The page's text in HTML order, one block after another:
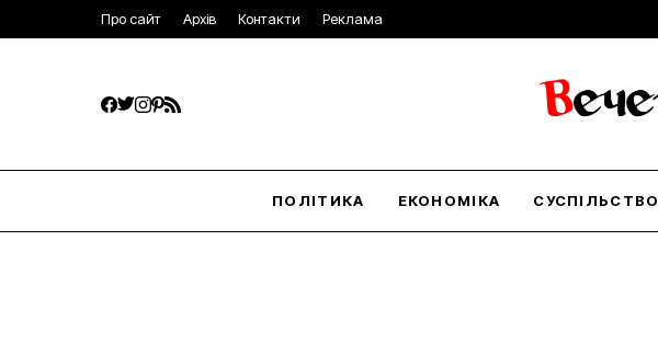
Про сайт Архів Контакти Реклама
ПОЛІТИКА ЕКОНОМІКА СУСПІЛЬСТВО